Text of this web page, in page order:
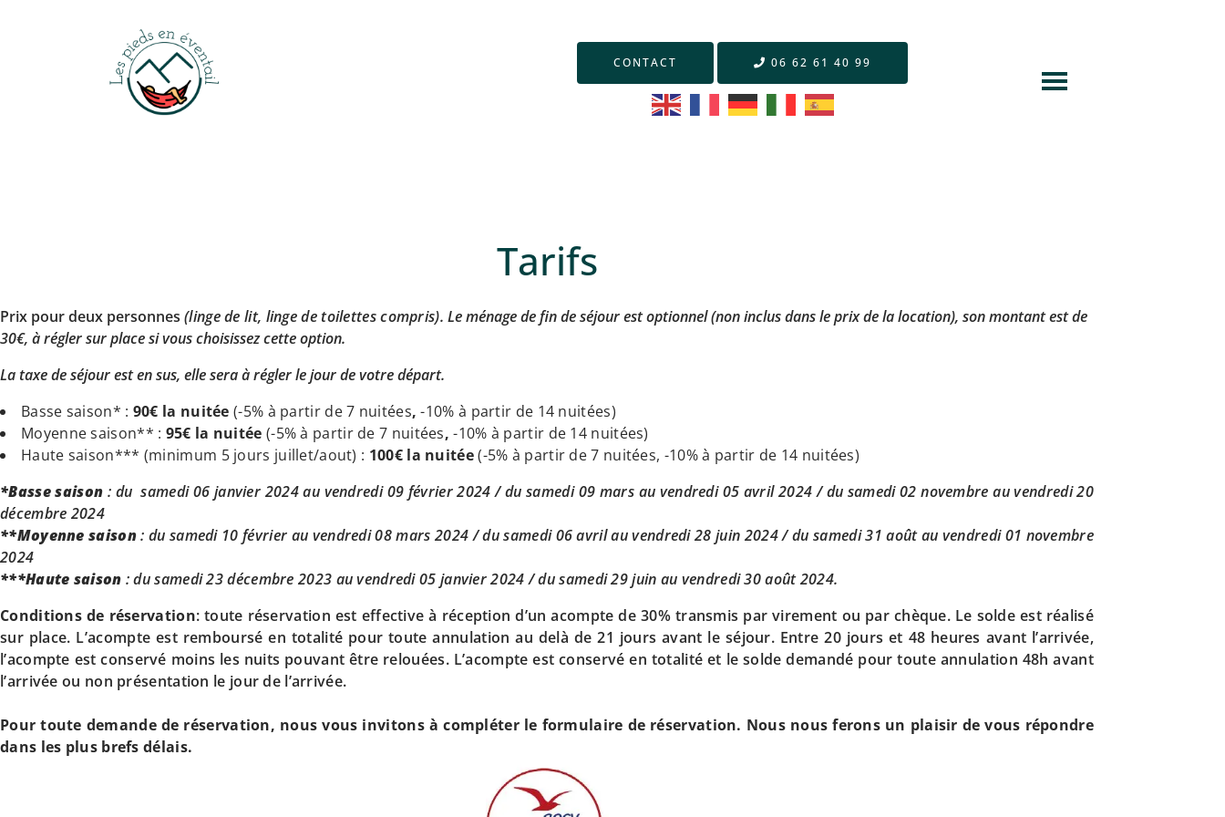
CONTACT 06 62 61 40 99
Tarifs
Prix pour deux personnes (linge de lit, linge de toilettes compris).Le ménage de fin de séjour est optionnel (non inclus dans le prix de la location), son montant est de
30€, à régler sur place si vous choisissez cette option.
La taxe de séjour est en sus, elle sera à régler le jour de votre départ.
Basse saison* : 90€ la nuitée (-5% à partir de 7 nuitées,-10% à partir de 14 nuitées)
Moyenne saison** : 95€ la nuitée (-5% à partir de 7 nuitées,-10% à partir de 14 nuitées)
Haute saison*** (minimum 5 jours juillet/aout) : 100€ la nuitée(-5% à partir de 7 nuitées, -10% à partir de 14 nuitées)
*Basse saison : du samedi 06 janvier 2024 au vendredi 09 février 2024 / du samedi 09 mars au vendredi 05 avril 2024 / du samedi 02 novembre au vendredi 20
décembre 2024
**Moyenne saison: du samedi 10 février au vendredi 08 mars 2024 / du samedi 06 avril au vendredi 28 juin 2024 / du samedi 31 août au vendredi 01 novembre
2024
***Haute saison : du samedi 23 décembre 2023 au vendredi 05 janvier 2024 / du samedi 29 juin au vendredi 30 août 2024.
Conditions de réservation: toute réservation est effective à réception d’un acompte de 30% transmis par virement ou par chèque. Le solde est réalisé
sur place. L’acompte est remboursé en totalité pour toute annulation au delà de 21 jours avant le séjour. Entre 20 jours et 48 heures avant l’arrivée,
l’acompte est conservé moins les nuits pouvant être relouées. L’acompte est conservé en totalité et le solde demandé pour toute annulation 48h avant
l’arrivée ou non présentation le jour de l’arrivée.
Pour toute demande de réservation, nous vous invitons à compléter le formulaire de réservation. Nous nous ferons un plaisir de vous répondre
dans les plus brefs délais.